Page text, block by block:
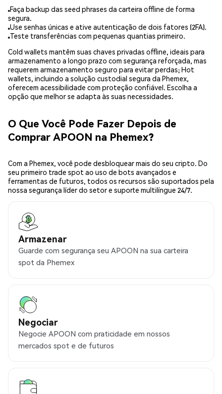
Faça backup das seed phrases da carteira offline de forma
segura.
Use senhas únicas e ative autenticação de dois fatores (2FA).
Teste transferências com pequenas quantias primeiro.
Cold wallets mantêm suas chaves privadas offline, ideais para
armazenamento a longo prazo com segurança reforçada, mas
requerem armazenamento seguro para evitar perdas; Hot
wallets, incluindo a solução custodial segura da Phemex,
oferecem acessibilidade com proteção confiável. Escolha a
opção que melhor se adapta às suas necessidades.
O Que Você Pode Fazer Depois de
Comprar APOON na Phemex?
Com a Phemex, você pode desbloquear mais do seu cripto. Do
seu primeiro trade spot ao uso de bots avançados e
ferramentas de futuros, todos os recursos são suportados pela
nossa segurança líder do setor e suporte multilíngue 24/7.
Armazenar
Guarde com segurança seu APOON na sua carteira
spot da Phemex
Negociar
Negocie APOON com praticidade em nossos
mercados spot e de futuros